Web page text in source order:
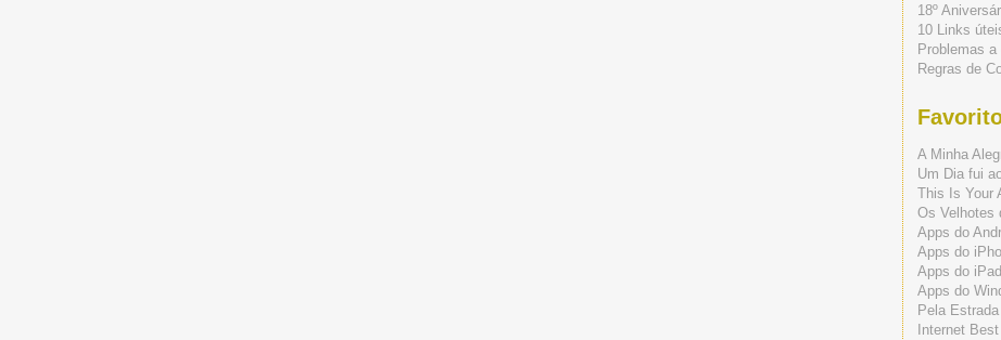
18º
10 Links
Problemas a
Regras de
A Minha
Um Dia fui
This Is Your
Os Velhotes
Apps do
Apps do
Apps do iPad
Apps do
Pela
Internet